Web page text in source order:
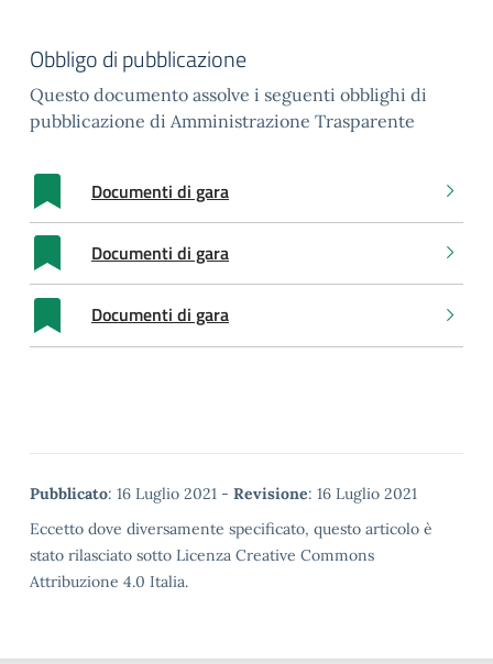
Obbligo di pubblicazione
Questo documento assolve i seguenti obblighi di
pubblicazione di Amministrazione Trasparente
Documenti di gara
Documenti di gara
Documenti di gara
Metadata
Pubblicato: 16 Luglio 2021 - Revisione: 16 Luglio 2021
Eccetto dove diversamente specificato, questo articolo è
stato rilasciato sotto Licenza Creative Commons
Attribuzione 4.0 Italia.